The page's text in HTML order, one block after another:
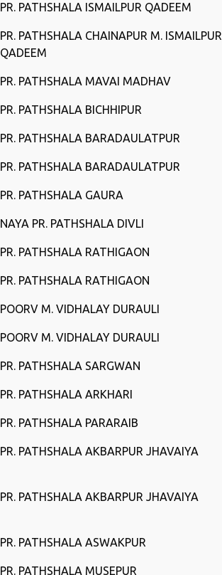
PR. PATHSHALA ISMAILPUR QADEEM
PR. PATHSHALA CHAINAPUR M. ISMAILPUR
QADEEM
PR. PATHSHALA MAVAI MADHAV
PR. PATHSHALA BICHHIPUR
PR. PATHSHALA BARADAULATPUR
PR. PATHSHALA BARADAULATPUR
PR. PATHSHALA GAURA
NAYA PR. PATHSHALA DIVLI
PR. PATHSHALA RATHIGAON
PR. PATHSHALA RATHIGAON
POORV M. VIDHALA‍Y DURAULI
POORV M. VIDHALA‍Y DURAULI
PR. PATHSHALA SARGWAN
PR. PATHSHALA ARKHARI
PR. PATHSHALA PARARAIB
PR. PATHSHALA AKBARPUR JHAVAIYA
PR. PATHSHALA AKBARPUR JHAVAIYA
PR. PATHSHALA ASWAKPUR
PR. PATHSHALA MUSEPUR